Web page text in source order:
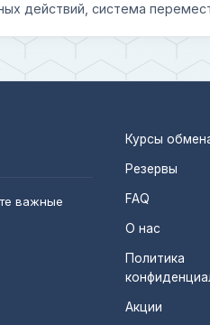
действий, система
важные
Курсы
Резервы
FAQ
О нас
Политика
Акции